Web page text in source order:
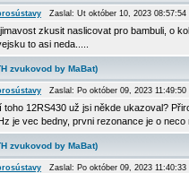
Zaslal: Ut október 10, 2023
zkusit naslicovat pro bambuli, o
to asi neda.....
zvukovod by MaBat)
Zaslal: Po október 09, 2023
toho 12RS430 už jsi někde ukazoval?
je vec bedny, prvni rezonance je o
zvukovod by MaBat)
Zaslal: Po október 09, 2023